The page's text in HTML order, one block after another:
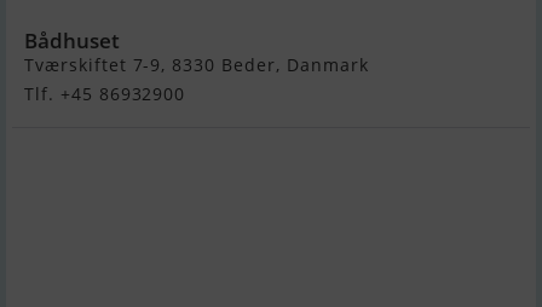
Bådhuset
Tværskiftet 7-9, 8330 Beder, Danmark
Tlf. +45 86932900